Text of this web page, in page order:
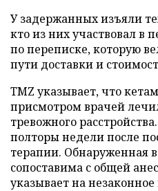
У задержанных изъяли
кто из них участвовал в
по переписке, которую
пути доставки и
TMZ указывает, что
присмотром врачей
тревожного
полторы недели после
терапии. Обнаруженная
сопоставима с общей
указывает на